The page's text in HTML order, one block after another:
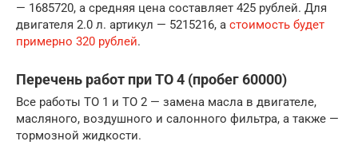
— 1685720, а средняя цена составляет 425 рублей. Для
двигателя 2.0 л. артикул — 5215216, а стоимость будет
примерно 320 рублей.
Перечень работ при ТО 4 (пробег 60000)
Все работы ТО 1 и ТО 2 — замена масла в двигателе,
масляного, воздушного и салонного фильтра, а также —
тормозной жидкости.